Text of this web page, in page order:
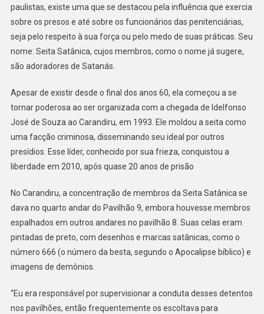
O
Grupo
‘religioso’
Que
Presídios
Antes
Do
paulistas, existe uma que se destacou pela influência que exercia
sobre os presos e até sobre os funcionários das penitenciárias,
seja pelo respeito à sua força ou pelo medo de suas práticas. Seu
nome: Seita Satânica, cujos membros, como o nome já sugere,
são adoradores de Satanás.
Apesar de existir desde o final dos anos 60, ela começou a se
tornar poderosa ao ser organizada com a chegada de Idelfonso
José de Souza ao Carandiru, em 1993. Ele moldou a seita como
uma facção criminosa, disseminando seu ideal por outros
presídios. Esse líder, conhecido por sua frieza, conquistou a
liberdade em 2010, após quase 20 anos de prisão
No Carandiru, a concentração de membros da Seita Satânica se
dava no quarto andar do Pavilhão 9, embora houvesse membros
espalhados em outros andares no pavilhão 8. Suas celas eram
pintadas de preto, com desenhos e marcas satânicas, como o
número 666 (o número da besta, segundo o Apocalipse bíblico) e
imagens de demônios.
“Eu era responsável por supervisionar a conduta desses detentos
nos pavilhões, então frequentemente os escoltava para